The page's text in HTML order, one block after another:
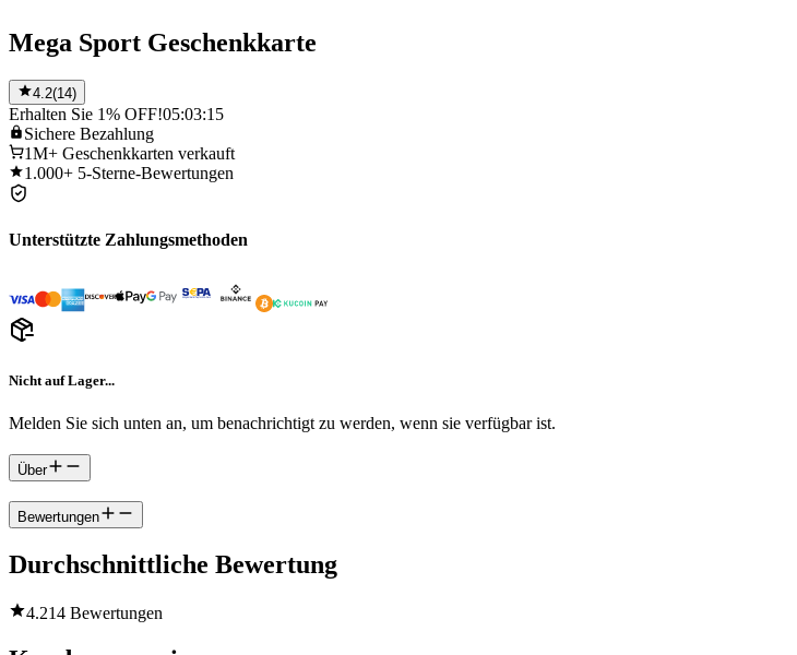
Mega Sport Geschenkkarte
4.2(14)
Erhalten Sie 1% OFF!05:03:15
Sichere Bezahlung
1M+ Geschenkkarten verkauft
1.000+ 5-Sterne-Bewertungen
Unterstützte Zahlungsmethoden
Nicht auf Lager...
Melden Sie sich unten an, um benachrichtigt zu werden, wenn sie verfügbar ist.
Über
Bewertungen
Durchschnittliche Bewertung
4.214 Bewertungen